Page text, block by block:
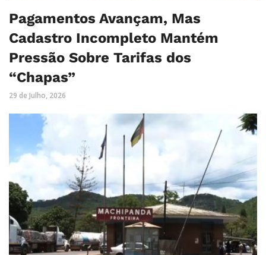
Pagamentos Avançam, Mas
Cadastro Incompleto Mantém
Pressão Sobre Tarifas dos
“Chapas”
29 de Julho, 2026